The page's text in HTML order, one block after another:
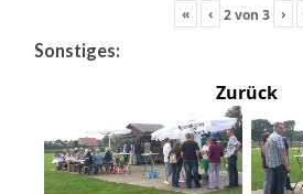
« ‹ 2von 3 ›
Sonstiges:
Zurück